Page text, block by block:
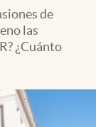
de
las
¿Cuánto